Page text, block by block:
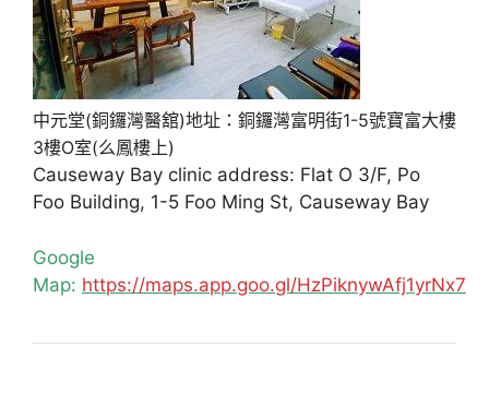
中元堂(銅鑼灣醫舘)地址：銅鑼灣富明街1-5號寶富大樓
3樓O室(么鳳樓上)
Causeway Bay clinic address: Flat O 3/F, Po
Foo Building, 1-5 Foo Ming St, Causeway Bay
Google
Map: https://maps.app.goo.gl/HzPiknywAfj1yrNx7